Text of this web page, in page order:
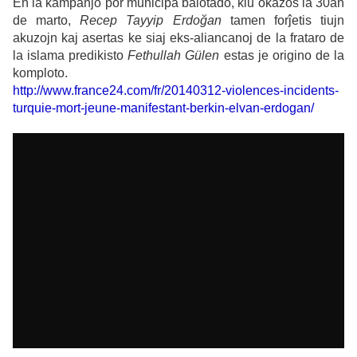
En la kampanjo por municipa balotado, kiu okazos la 30an
de marto,Recep Tayyip Erdoğantamen forĵetis tiujn
akuzojn kaj asertas ke siaj eks-aliancanoj de la frataro de
la islama predikistoFethullah Gülen estas je origino de la
komploto.
http://www.france24.com/fr/20140312-violences-incidents-
turquie-mort-jeune-manifestant-berkin-elvan-erdogan/